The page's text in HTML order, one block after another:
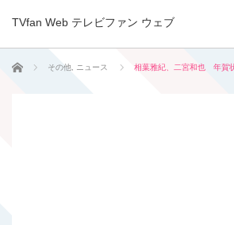
TVfan Web テレビファン ウェブ
ホーム その他 ニュース 相葉雅紀、二宮和也 年賀